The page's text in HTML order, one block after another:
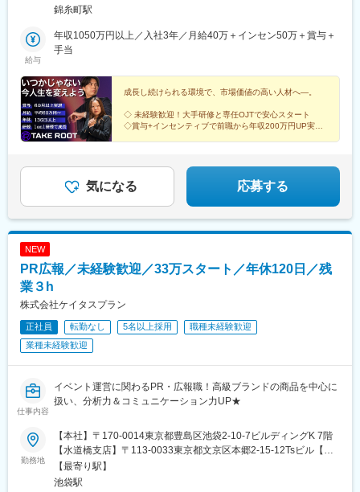
■就業環境：
・残業時間は平均月3時間程度です。残業代は1分単位で支給され
ます。
・育児と仕事の両立を考え、時短勤務で働く社員もいます。
・設定した目標を達成すると随時昇給があります。ご自身の希望
や評価指標の達成に向けて主体的に働いている方が多いです。
■組織構成：
・各店舗に4～6名の社員が在籍しており、ほぼ全員中途入社で
・販売員は100％女性で家庭との両立に理解がある環境です（全
店舗の定着率90%）。
・客層は30代～50代が多いです。
変更の範囲：無
分、東京駅から8分と、かなりアクセス抜群！な錦糸町駅。通勤に
り※その他勤務地：埼玉県／千葉県／神奈川県等、本社に通える方
も大歓迎です！
錦糸町駅
給与
年収1050万円以上／入社3年／月給40万＋インセン50万＋賞与＋
手当
成長し続けられる環境で、市場価値の高い人材へ―。
◇ 未経験歓迎！大手研修と専任OJTで安心スタート
◇賞与+インセンティブで前職から年収200万円UP実績
気になる 応募する
NEW
PR広報／未経験歓迎／33万スタート／年休120日／残
業３h
株式会社ケイタスプラン
正社員 転勤なし 5名以上採用
職種未経験歓迎
業種未経験歓迎
仕事内容
イベント運営に関わるPR・広報職！高級ブランドの商品を中心に
扱い、分析力＆コミュニケーション力UP★
勤務地
【本社】〒170-0014東京都豊島区池袋2-10-7ビルディングK 7階
【水道橋支店】〒113-0033東京都文京区本郷2-15-12Tsビル【宇
都宮支店】〒321-0953栃木県宇都宮市東宿郷5-1-16ルーセントビ
ル2階【実際の勤務地】一都三県のプロジェクト先でPR施策や広
【最寄り駅】
池袋駅